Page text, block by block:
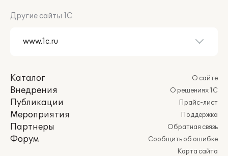
Другие сайты 1С
Каталог
Внедрения
Публикации
Мероприятия
Партнеры
Форум
О сайте
О решениях 1С
Прайс-лист
Поддержка
Обратная связь
Сообщить об ошибке
Карта сайта